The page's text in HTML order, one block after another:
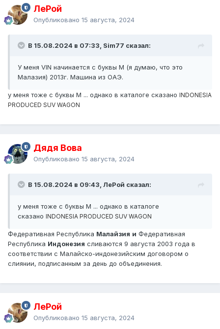
ЛеРой
Опубликовано 15 августа, 2024
В 15.08.2024 в 07:33, Sim77 сказал:
У меня VIN начинается с буквы M (я думаю, что это
Малазия) 2013г. Машина из ОАЭ.
у меня тоже с буквы М ... однако в каталоге сказано INDONESIA
PRODUCED SUV WAGON
Дядя Вова
Опубликовано 15 августа, 2024
В 15.08.2024 в 09:43, ЛеРой сказал:
у меня тоже с буквы М ... однако в каталоге
сказано INDONESIA PRODUCED SUV WAGON
Федеративная Республика Малайзия и Федеративная
Республика Индонезия сливаются 9 августа 2003 года в
соответствии с Малайско-индонезийским договором о
слиянии, подписанным за день до объединения.
ЛеРой
Опубликовано 15 августа, 2024